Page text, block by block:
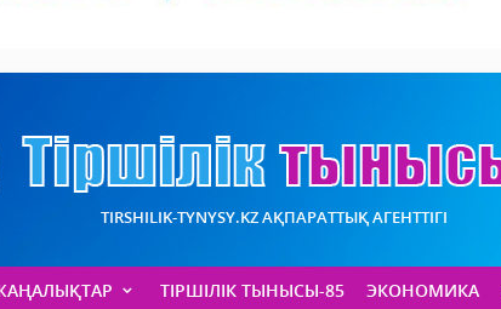
TIRSHILIK-TYNYSY.KZ АҚПАРАТТЫҚ АГЕНТТІГІ
ТІРШІЛІК ТЫНЫСЫ-85 ЭКОНОМИКА